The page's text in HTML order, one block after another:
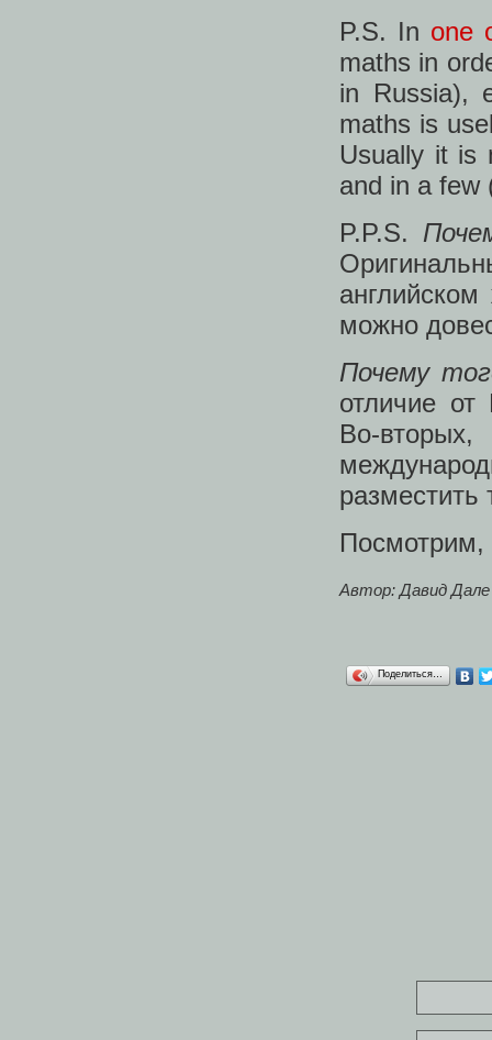
P.S. In one
maths in
in Russia),
maths is
Usually it is
and in a few
P.P.S.
можно
Почему
отличие
Во-
разместить
Посмотрим,
Автор: Давид Дале
Поделиться…